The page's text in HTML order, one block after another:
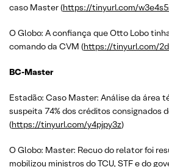
caso Master (https://tinyurl.com/
O Globo: A confiança que Otto Lobo
comando da CVM (https://tinyurl.com/
BC-Master
Estadão: Caso Master: Análise da área
suspeita 74% dos créditos consignados
(https://tinyurl.com/y4pjpy3z)
O Globo: Master: Recuo do relator foi
mobilizou ministros do TCU, STF e do